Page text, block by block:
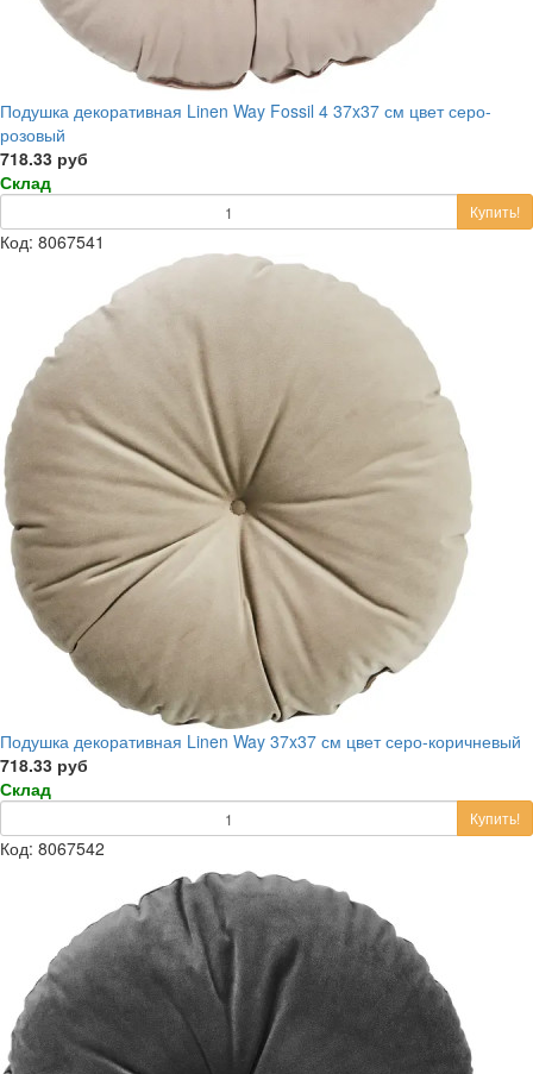
Подушка декоративная Linen Way Fossil 4 37x37 см цвет серо-
розовый
718.33 руб
Склад
Купить!
Код: 8067541
Подушка декоративная Linen Way 37x37 см цвет серо-коричневый
718.33 руб
Склад
Купить!
Код: 8067542